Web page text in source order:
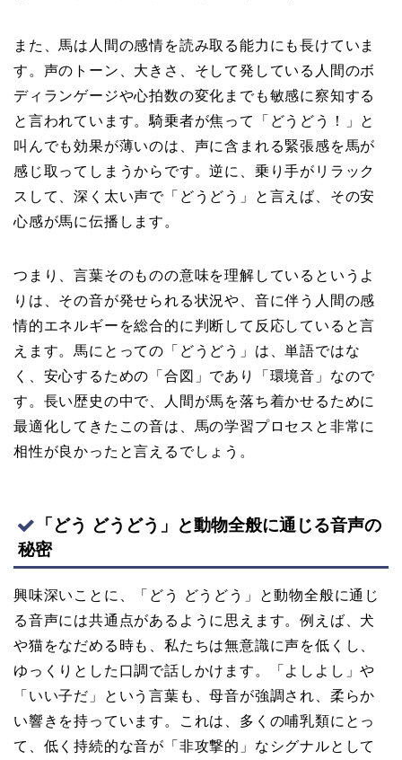
また、馬は人間の感情を読み取る能力にも長けていま
す。声のトーン、大きさ、そして発している人間のボ
ディランゲージや心拍数の変化までも敏感に察知する
と言われています。騎乗者が焦って「どうどう！」と
叫んでも効果が薄いのは、声に含まれる緊張感を馬が
感じ取ってしまうからです。逆に、乗り手がリラック
スして、深く太い声で「どうどう」と言えば、その安
心感が馬に伝播します。
つまり、言葉そのものの意味を理解しているというよ
りは、その音が発せられる状況や、音に伴う人間の感
情的エネルギーを総合的に判断して反応していると言
えます。馬にとっての「どうどう」は、単語ではな
く、安心するための「合図」であり「環境音」なので
す。長い歴史の中で、人間が馬を落ち着かせるために
最適化してきたこの音は、馬の学習プロセスと非常に
相性が良かったと言えるでしょう。
「どう どうどう」と動物全般に通じる音声の
秘密
興味深いことに、「どう どうどう」と動物全般に通じ
る音声には共通点があるように思えます。例えば、犬
や猫をなだめる時も、私たちは無意識に声を低くし、
ゆっくりとした口調で話しかけます。「よしよし」や
「いい子だ」という言葉も、母音が強調され、柔らか
い響きを持っています。これは、多くの哺乳類にとっ
て、低く持続的な音が「非攻撃的」なシグナルとして